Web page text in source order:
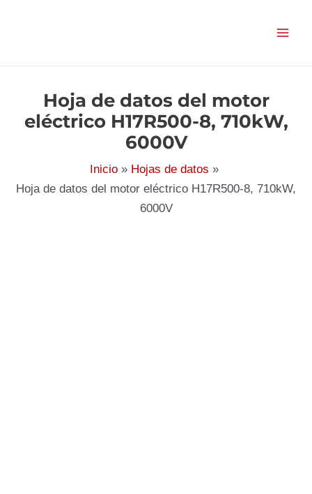
Hoja de datos del motor
eléctrico H17R500-8, 710kW,
6000V
Inicio
Hojas de datos
Hoja de datos del motor eléctrico H17R500-8, 710kW,
6000V